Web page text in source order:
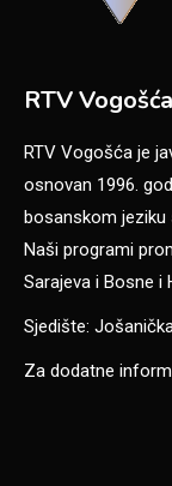
RTV Vogošća
RTV Vogošća je
osnovan 1996.
bosanskom jeziku
Naši programi
Sarajeva i Bosne i
Sjedište:
Za dodatne